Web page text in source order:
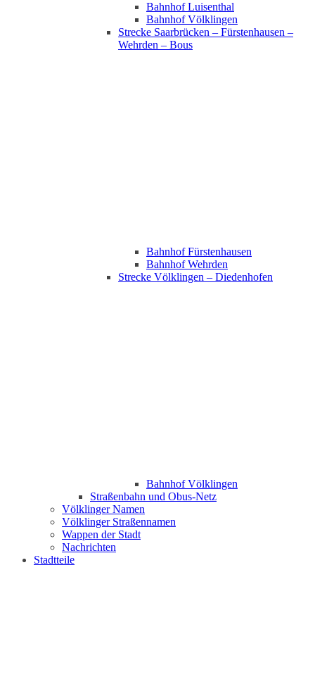
Bahnhof Luisenthal
Bahnhof Völklingen
Strecke Saarbrücken – Fürstenhausen –
Wehrden – Bous
Bahnhof Fürstenhausen
Bahnhof Wehrden
Strecke Völklingen – Diedenhofen
Bahnhof Völklingen
Straßenbahn und Obus-Netz
Völklinger Namen
Völklinger Straßennamen
Wappen der Stadt
Nachrichten
Stadtteile